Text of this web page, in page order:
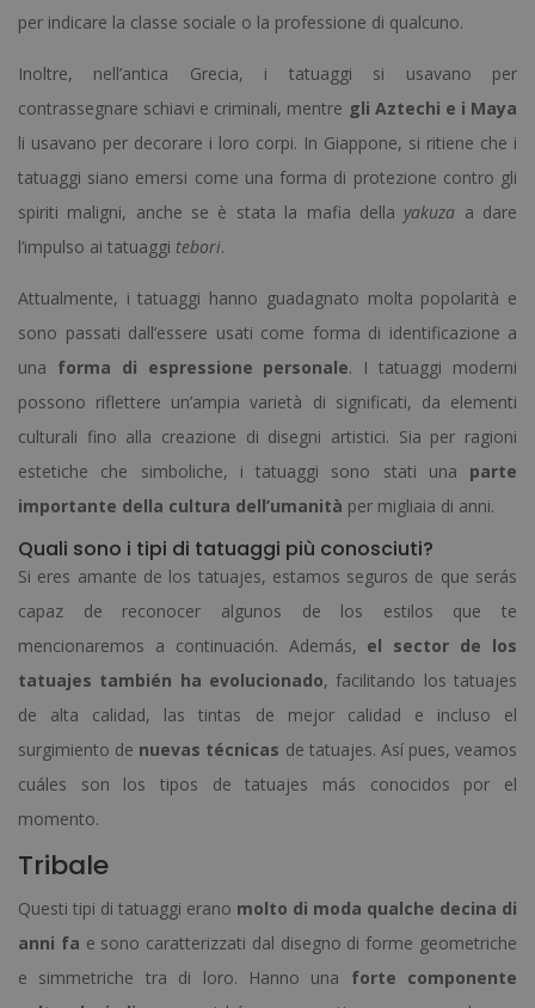
per indicare la classe sociale o la professione di qualcuno.
Inoltre, nell’antica Grecia, i tatuaggi si usavano per
contrassegnare schiavi e criminali, mentre gli Aztechi e i Maya
li usavano per decorare i loro corpi. In Giappone, si ritiene che i
tatuaggi siano emersi come una forma di protezione contro gli
spiriti maligni, anche se è stata la mafia della yakuza a dare
l’impulso ai tatuaggi tebori.
Attualmente, i tatuaggi hanno guadagnato molta popolarità e
sono passati dall’essere usati come forma di identificazione a
una forma di espressione personale. I tatuaggi moderni
possono riflettere un’ampia varietà di significati, da elementi
culturali fino alla creazione di disegni artistici. Sia per ragioni
estetiche che simboliche, i tatuaggi sono stati una parte
importante della cultura dell’umanità per migliaia di anni.
Quali sono i tipi di tatuaggi più conosciuti?
Si eres amante de los tatuajes, estamos seguros de que serás
capaz de reconocer algunos de los estilos que te
mencionaremos a continuación. Además, el sector de los
tatuajes también ha evolucionado, facilitando los tatuajes
de alta calidad, las tintas de mejor calidad e incluso el
surgimiento de nuevas técnicas de tatuajes. Así pues, veamos
cuáles son los tipos de tatuajes más conocidos por el
momento.
Tribale
Questi tipi di tatuaggi erano molto di moda qualche decina di
anni fa e sono caratterizzati dal disegno di forme geometriche
e simmetriche tra di loro. Hanno una forte componente